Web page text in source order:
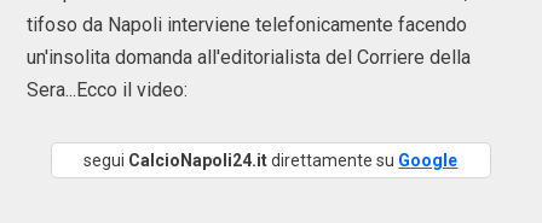
tifoso da Napoli interviene telefonicamente facendo
un'insolita domanda all'editorialista del Corriere della
Sera...Ecco il video:
segui CalcioNapoli24.itdirettamente su Google